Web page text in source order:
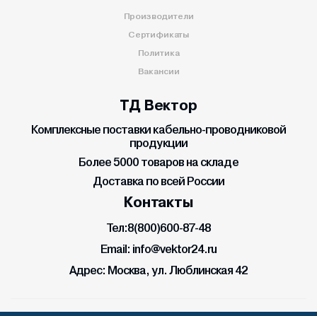
Производители
Сертификаты
Политика
Вакансии
ТД Вектор
Комплексные поставки кабельно-проводниковой
продукции
Более 5000 товаров на складе
Доставка по всей России
Контакты
Тел:8(800)600-87-48
Email: info@vektor24.ru
Адрес: Москва, ул. Люблинская 42